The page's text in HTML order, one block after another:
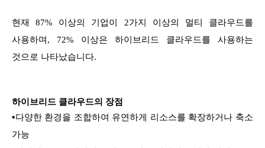
현재 87% 이상의 기업이 2가지 이상의 멀티 클라우드를
사용하며, 72% 이상은 하이브리드 클라우드를 사용하는
것으로 나타났습니다.
하이브리드 클라우드의 장점
▪다양한 환경을 조합하여 유연하게 리소스를 확장하거나 축소
가능